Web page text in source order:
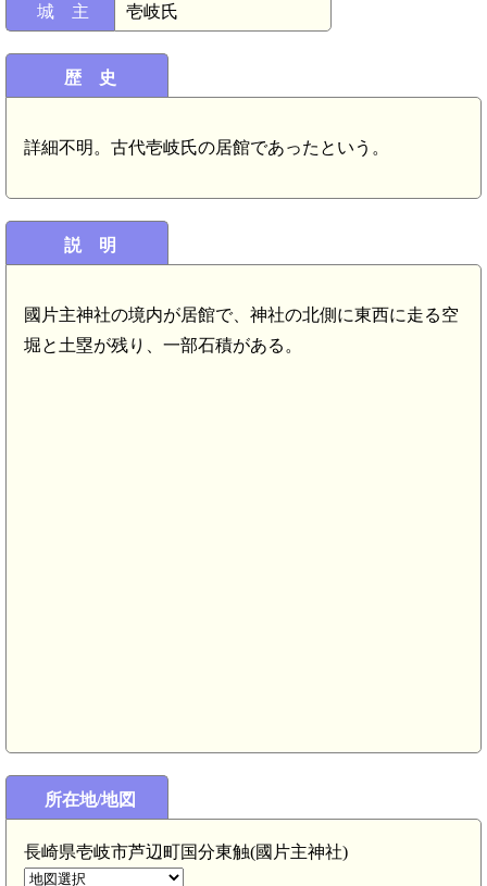
城 主 壱岐氏
歴 史
詳細不明。古代壱岐氏の居館であったという。
説 明
國片主神社の境内が居館で、神社の北側に東西に走る空
堀と土塁が残り、一部石積がある。
所在地/地図
長崎県壱岐市芦辺町国分東触(國片主神社)
壱岐 一尾城(6.1km)